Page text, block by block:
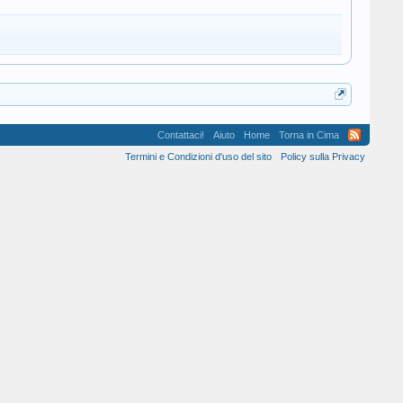
Contattaci! Aiuto Home
Torna in Cima
Termini e Condizioni d'uso del sito
Policy sulla Privacy